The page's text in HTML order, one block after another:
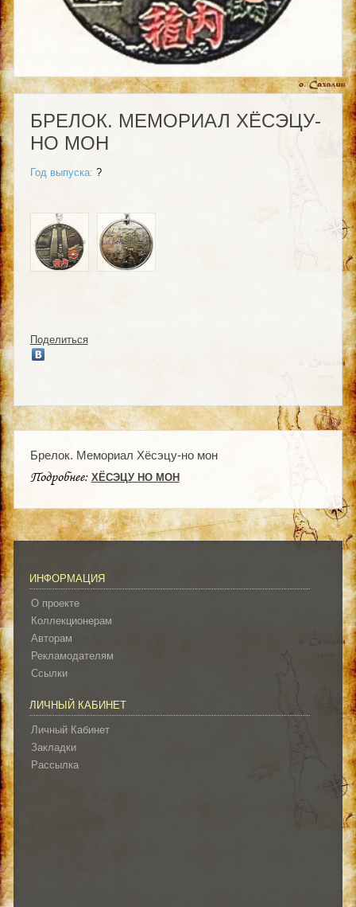
БРЕЛОК. МЕМОРИАЛ ХЁСЭЦУ-
НО МОН
Год выпуска: ?
Поделиться
Брелок. Мемориал Хёсэцу-но мон
Подробнее: ХЁСЭЦУ НО МОН
ИНФОРМАЦИЯ
О проекте
Коллекционерам
Авторам
Рекламодателям
Ссылки
ЛИЧНЫЙ КАБИНЕТ
Личный Кабинет
Закладки
Рассылка